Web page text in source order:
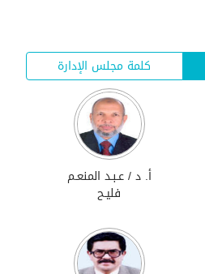
كلمة مجلس الإدارة
أ. د / عـبـد المنعـم
فليـح